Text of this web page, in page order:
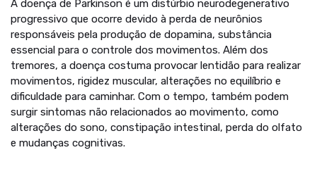
A doença de Parkinson é um distúrbio neurodegenerativo
progressivo que ocorre devido à perda de neurônios
responsáveis pela produção de dopamina, substância
essencial para o controle dos movimentos. Além dos
tremores, a doença costuma provocar lentidão para realizar
movimentos, rigidez muscular, alterações no equilíbrio e
dificuldade para caminhar. Com o tempo, também podem
surgir sintomas não relacionados ao movimento, como
alterações do sono, constipação intestinal, perda do olfato
e mudanças cognitivas.